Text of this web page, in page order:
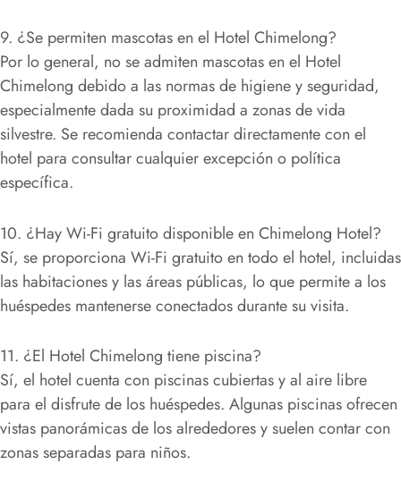
9. ¿Se permiten mascotas en el Hotel Chimelong?
Por lo general, no se admiten mascotas en el Hotel
Chimelong debido a las normas de higiene y seguridad,
especialmente dada su proximidad a zonas de vida
silvestre. Se recomienda contactar directamente con el
hotel para consultar cualquier excepción o política
específica.
10. ¿Hay Wi-Fi gratuito disponible en Chimelong Hotel?
Sí, se proporciona Wi-Fi gratuito en todo el hotel, incluidas
las habitaciones y las áreas públicas, lo que permite a los
huéspedes mantenerse conectados durante su visita.
11. ¿El Hotel Chimelong tiene piscina?
Sí, el hotel cuenta con piscinas cubiertas y al aire libre
para el disfrute de los huéspedes. Algunas piscinas ofrecen
vistas panorámicas de los alrededores y suelen contar con
zonas separadas para niños.